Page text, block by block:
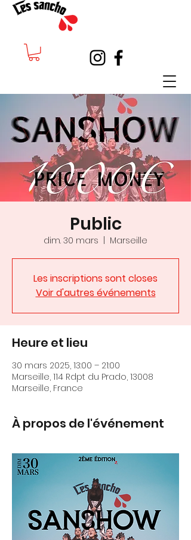
Public
dim. 30 mars
  |
Marseille
Les inscriptions sont closes
Voir d'autres événements
Heure et lieu
30 mars 2025, 13:00 – 21:00
Marseille, 114 Rdpt du Prado, 13008
Marseille, France
À propos de l'événement